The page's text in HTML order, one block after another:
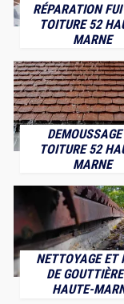
RÉPARATION
TOITURE 52
MARNE
DEMOUSSAGE
TOITURE 52
MARNE
NETTOYAGE ET
DE
HAUTE-